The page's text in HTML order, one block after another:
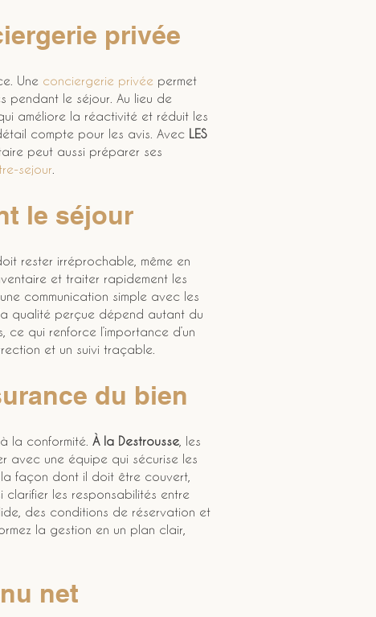
privée
Une conciergerie privée permet
pendant le séjour. Au lieu de
améliore la réactivité et réduit les
compte pour les avis. Avec LES
peut aussi préparer ses
sejour
le séjour
rester irréprochable, même en
et traiter rapidement les
communication simple avec les
qualité perçue dépend autant du
qui renforce l’importance d’un
et un suivi traçable.
du bien
la conformité. À la Destrousse , les
avec une équipe qui sécurise les
façon dont il doit être couvert,
les responsabilités entre
des conditions de réservation et
la gestion en un plan clair,
net